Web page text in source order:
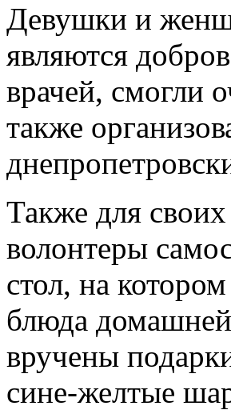
Девушки и
являются
врачей, смогли
также
Также для
волонтеры
стол, на
блюда
вручены
сине-желтые